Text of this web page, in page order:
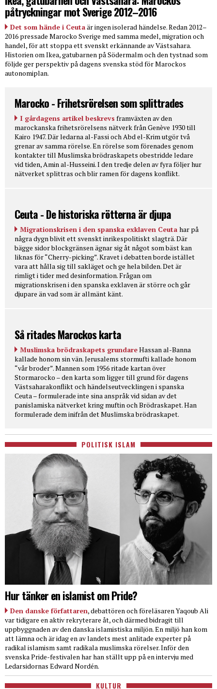
påtryckningar mot Sverige 2012–2016
Det som hände i Ceutaär ingen isolerad händelse. Redan 2012–
2016 pressade Marocko Sverige med samma medel, migration och
handel, för att stoppa ett svenskt erkännande av Västsahara.
Historien om Ikea, gatubarnen på Södermalm och den tystnad som
följde ger perspektiv på dagens svenska stöd för Marockos
autonomiplan.
Marocko - Frihetsrörelsen som splittrades
I gårdagens artikel beskrevs framväxten av den
marockanska frihetsrörelsens nätverk från Genève 1930 till
Kairo 1947. Där ledarna al-Fassi och Abd el-Krim utgör två
grenar av samma rörelse. En rörelse som förenades genom
kontakter till Muslimska brödraskapets obestridde ledare
vid tiden, Amin al-Husseini. I den tredje delen av fyra följer hur
nätverket splittras och blir ramen för dagens konflikt.
Ceuta - De historiska rötterna är djupa
Migrationskrisen i den spanska exklaven Ceuta har på
några dygn blivit ett svenskt inrikespolitiskt slagträ. Där
bägge sidor blockgränsen ägnar sig åt något som bäst kan
liknas för “Cherry-picking”. Kravet i debatten borde istället
vara att hålla sig till sakläget och ge hela bilden. Det är
rimligt i tider med desinformation. Frågan om
migrationskrisen i den spanska exklaven är större och går
djupare än vad som är allmänt känt.
Så ritades Marockos karta
Muslimska brödraskapets grundareHassan al-Banna
kallade honom sin vän. Jerusalems stormufti kallade honom
“vår broder”. Mannen som 1956 ritade kartan över
Stormarocko – den karta som ligger till grund för dagens
Västsaharakonflikt och händelseutvecklingen i spanska
Ceuta – formulerade inte sina anspråk vid sidan av det
panislamiska nätverket kring muftin och Brödraskapet. Han
formulerade dem inifrån det Muslimska brödraskapet.
POLITISK ISLAM
Hur tänker en islamist om Pride?
Den danske författaren, debattören och föreläsaren Yaqoub Ali
var tidigare en aktiv rekryterare åt, och därmed bidragit till
uppbyggnaden av den danska islamistiska miljön. En miljö han kom
att lämna och är idag en av landets mest anlitade experter på
radikal islamism samt radikala muslimska rörelser. Inför den
svenska Pride-festivalen har han ställt upp på en intervju med
Ledarsidornas Edward Nordén.
KULTUR